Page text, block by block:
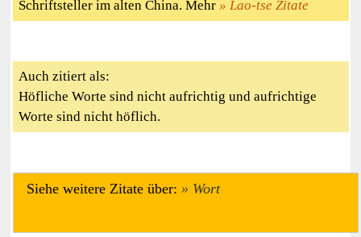
Schriftsteller im alten China. Mehr
Lao-tse Zitate
Auch zitiert als:
Höfliche Worte sind nicht aufrichtig und aufrichtige
Worte sind nicht höflich.
Siehe weitere Zitate über: Wort